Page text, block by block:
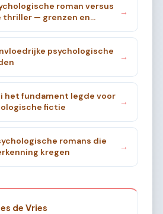
roman versus
thriller — grenzen en
→
psychologische
→
het fundament legde voor
fictie
→
romans die
kregen
→
de Vries